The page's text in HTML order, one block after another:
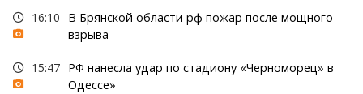
16:10
В Брянской области рф пожар после мощного
взрыва
15:47 РФ нанесла удар по стадиону «Черноморец» в
Одессе»